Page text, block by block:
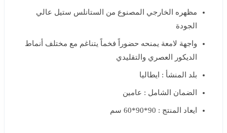
مظهره الخارجي المصنوع من الستانلس ستيل عالي
الجودة
واجهة لامعة يمنحه حضوراً فخماً يتناغم مع مختلف أنماط
الديكور العصري والتقليدي
بلد المنشأ : ايطاليا
الضمان الشامل : عامين
ايعاد المنتج : 90*90*60 سم